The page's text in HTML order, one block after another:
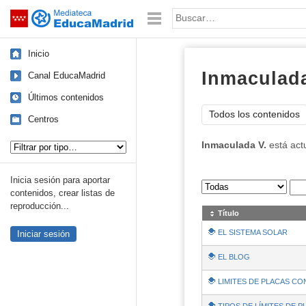
Saltar navegación Palabra o frase:
Inicio
Canal EducaMadrid
Últimos contenidos
Centros
Inicia sesión para aportar
contenidos, crear listas de
reproducción...
Iniciar sesión
Todos los contenidos
Inmaculada V. está
Sus archivos
Título
EL SISTEMA SOLAR
EL BLOG
LIMITES DE PLACAS